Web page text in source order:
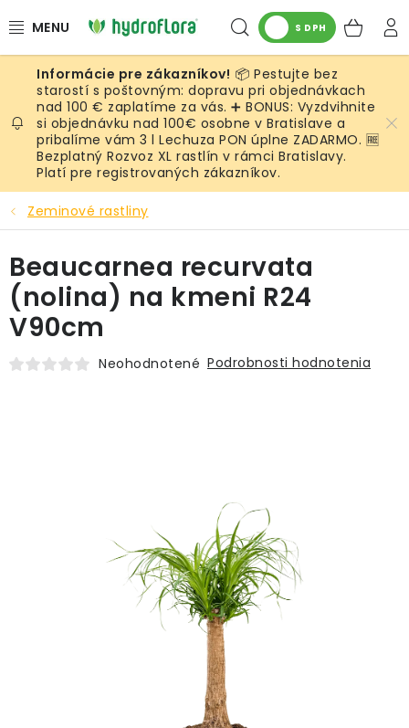
na
Hľadať
S DPH
RASTLINY
UMELÉ RASTLINY
KVETINÁČE
SUBSTRÁTY A PRÍSLUŠENSTVO
SERVIS INTERIÉROVEJ ZELENE
MACHY
ŽIVÉ STENY
📦 Pestujte bez
starostí s poštovným: dopravu pri objednávkach
nad 100 € zaplatíme za vás. ➕ BONUS: Vyzdvihnite
si objednávku nad 100€ osobne v Bratislave a
pribalíme vám 3 l Lechuza PON úplne ZADARMO. 🆓
Bezplatný Rozvoz XL rastlín v rámci Bratislavy.
Platí pre registrovaných zákazníkov.
Zeminové rastliny
Beaucarnea recurvata
(nolina) na kmeni R24
V90cm
Neohodnotené Podrobnosti hodnotenia